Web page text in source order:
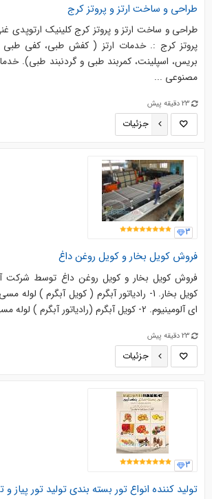
طراحی و ساخت ارتز و پروتز کرج
طراحی و ساخت ارتز و پروتز کرج کلینیک ارتوپدی
پروتز کرج :. خدمات ارتز ( کفش طبی، کفی
بریس، اسپلینت، کمربند طبی و گردنبند طبی).
مصنوعی ...
23 دقیقه پیش
جزئیات
3
فروش کویل بخار و کویل روغن داغ
فروش کویل بخار و کویل روغن داغ توسط شرکت
کویل بخار. 1- رادیاتور آبگرم ( کویل آبگرم )
ای آلومینیوم. 2- کویل آبگرم (رادیاتور آبگرم ) لوله مسی و فین ...
23 دقیقه پیش
جزئیات
3
توليد کننده انواع تور بسته بندی تولید تور پیاز و